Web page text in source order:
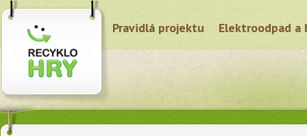
Pravidlá projektu Elektroodpad a